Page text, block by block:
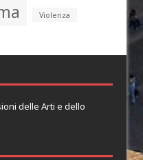
Violenza
delle Arti e dello